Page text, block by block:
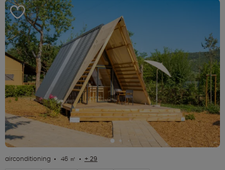
airconditioning 46 ㎡ + 29